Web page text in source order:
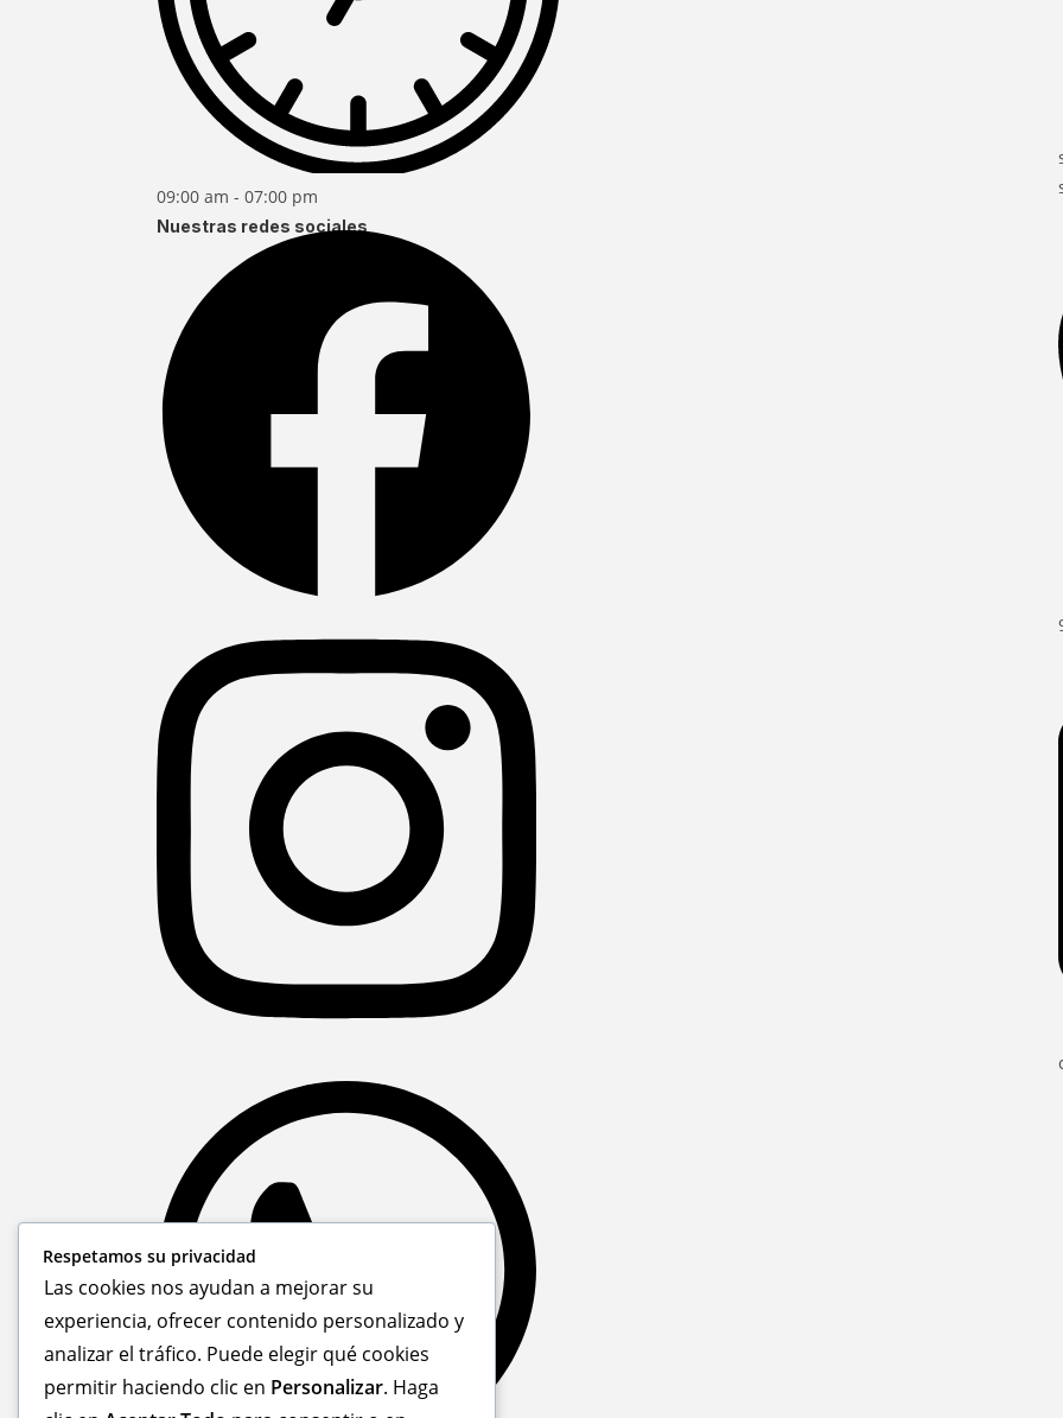
09:00 am - 07:00 pm
Nuestras redes sociales
Respetamos su privacidad
Las cookies nos ayudan a mejorar su
experiencia, ofrecer contenido personalizado y
analizar el tráfico. Puede elegir qué cookies
permitir haciendo clic en Personalizar. Haga